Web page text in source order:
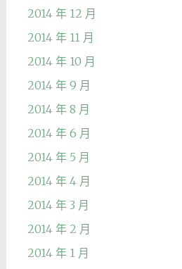
2014 年 12 月
2014 年 11 月
2014 年 10 月
2014 年 9 月
2014 年 8 月
2014 年 6 月
2014 年 5 月
2014 年 4 月
2014 年 3 月
2014 年 2 月
2014 年 1 月